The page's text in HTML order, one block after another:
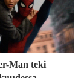
Man teki